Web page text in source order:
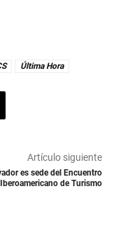
Última Hora
Artículo siguiente
es sede del Encuentro
Iberoamericano de Turismo